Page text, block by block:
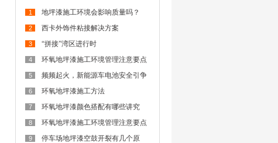
1 地坪漆施工环境会影响质量吗？
2 西卡外饰件粘接解决方案
3 “拼接”湾区进行时
4 环氧地坪漆施工环境管理注意要点
5
频频起火，新能源车电池安全引争
难
6 环氧地坪漆施工方法
7
环氧地坪漆颜色搭配有哪些讲究
8 环氧地坪漆施工环境管理注意要点
9
停车场地坪漆空鼓开裂有几个原